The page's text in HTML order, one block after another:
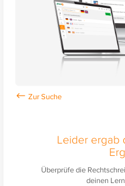
Leider ergab
Überprüfe die
deinen